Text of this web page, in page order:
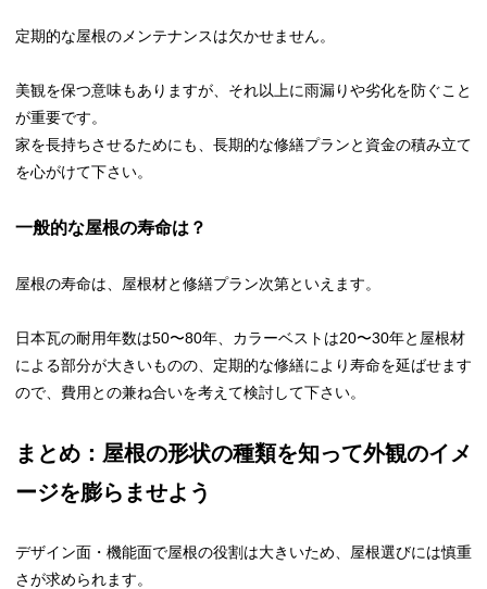
定期的な屋根のメンテナンスは欠かせません。
美観を保つ意味もありますが、それ以上に雨漏りや劣化を防ぐこと
が重要です。
家を長持ちさせるためにも、長期的な修繕プランと資金の積み立て
を心がけて下さい。
一般的な屋根の寿命は？
屋根の寿命は、屋根材と修繕プラン次第といえます。
日本瓦の耐用年数は50〜80年、カラーベストは20〜30年と屋根材
による部分が大きいものの、定期的な修繕により寿命を延ばせます
ので、費用との兼ね合いを考えて検討して下さい。
まとめ：屋根の形状の種類を知って外観のイメ
ージを膨らませよう
デザイン面・機能面で屋根の役割は大きいため、屋根選びには慎重
さが求められます。